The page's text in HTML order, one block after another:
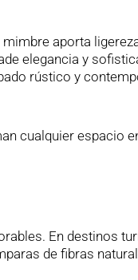
aporta
elegancia y
rústico y
cualquier espacio
En destinos
de fibras